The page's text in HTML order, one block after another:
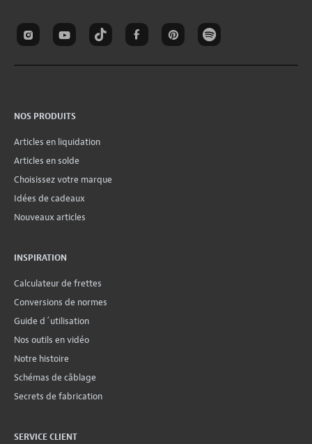
NOS PRODUITS
Articles en liquidation
Articles en solde
Choisissez votre marque
Idées de cadeaux
Nouveaux articles
INSPIRATION
Calculateur de frettes
Conversions de normes
Guide d´utilisation
Nos outils en vidéo
Notre histoire
Schémas de câblage
Secrets de fabrication
SERVICE CLIENT